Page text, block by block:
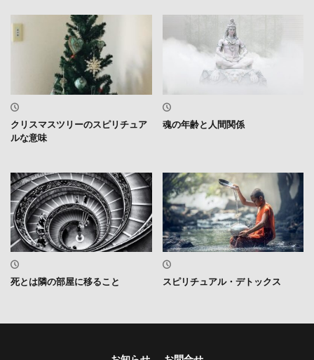
クリスマスツリーのスピリチュア
ルな意味
魂の年齢と人間関係
死とは隣の部屋に移ること スピリチュアル・デトックス